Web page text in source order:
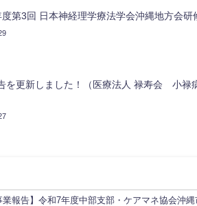
第3回 日本神経理学療法学会沖縄地方会研
を更新しました！（医療法人 禄寿会 小禄
業報告】令和7年度中部支部・ケアマネ協会沖